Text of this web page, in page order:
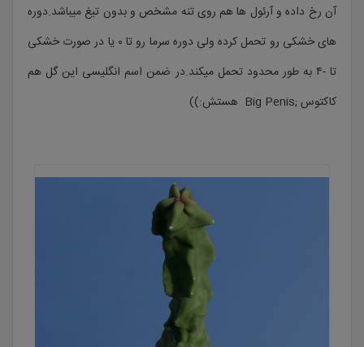
آن رخ داده و آرئول ها هم روی تنه مشخص و بدون تیغ میباشد.دوره
های خشکی رو تحمل کرده ولی دوره سرما رو تا ۰ یا در صورت خشکی
تا -۴ به طور محدود تحمل میکند.در ضمن اسم انگلیسی این گل هم
کاکتوس ;Big Penis هستش:))